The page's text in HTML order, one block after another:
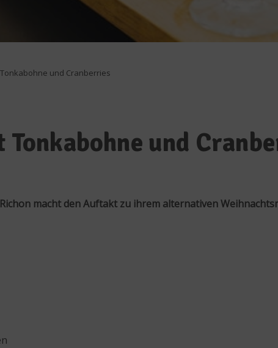
und Cranberries
und
macht den Auftakt zu ihrem alternativen